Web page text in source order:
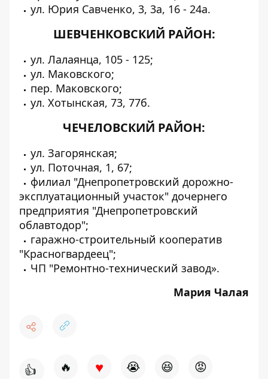
ул. Юрия Савченко, 3, 3а, 16 - 24а.
ШЕВЧЕНКОВСКИЙ РАЙОН:
ул. Лалаянца, 105 - 125;
ул. Маковского;
пер. Маковского;
ул. Хотынская, 73, 77б.
ЧЕЧЕЛОВСКИЙ РАЙОН:
ул. Загорянская;
ул. Поточная, 1, 67;
филиал "Днепропетровский дорожно-
эксплуатационный участок" дочернего
предприятия "Днепропетровский
облавтодор";
гаражно-строительный кооператив
"Красногвардеец";
ЧП "Ремонтно-технический завод».
Мария Чалая
👍 🔥 ♥ 😭 😆 😡